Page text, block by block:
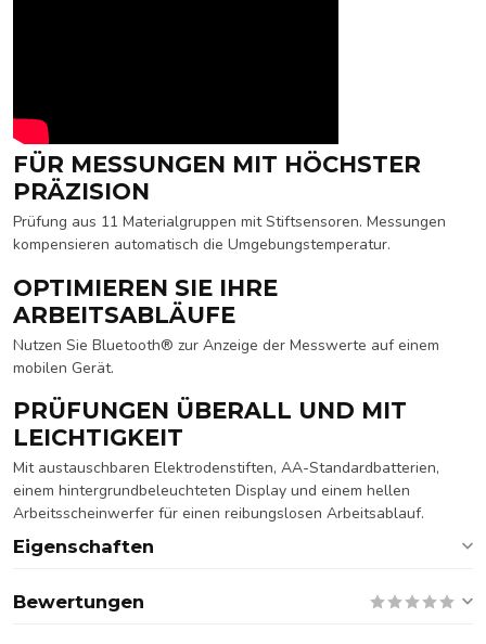
FÜR MESSUNGEN MIT HÖCHSTER
PRÄZISION
Prüfung aus 11 Materialgruppen mit Stiftsensoren. Messungen
kompensieren automatisch die Umgebungstemperatur.
OPTIMIEREN SIE IHRE
ARBEITSABLÄUFE
Nutzen Sie Bluetooth® zur Anzeige der Messwerte auf einem
mobilen Gerät.
PRÜFUNGEN ÜBERALL UND MIT
LEICHTIGKEIT
Mit austauschbaren Elektrodenstiften, AA-Standardbatterien,
einem hintergrundbeleuchteten Display und einem hellen
Arbeitsscheinwerfer für einen reibungslosen Arbeitsablauf.
Eigenschaften
Bewertungen